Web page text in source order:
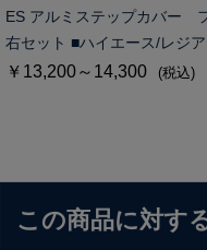
ES アルミステップカバー
右セット ■ハイエース/レジ
￥13,200～14,300 (税込)
この商品に対す